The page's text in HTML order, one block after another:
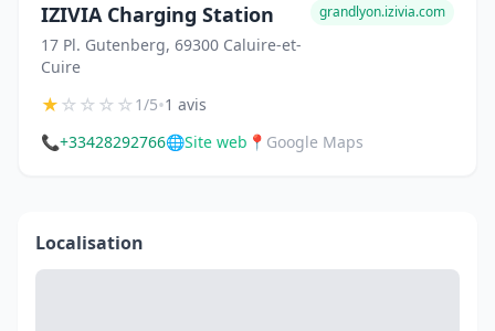
IZIVIA Charging Station
17 Pl. Gutenberg, 69300 Caluire-et-
Cuire
grandlyon.izivia.com
★☆☆☆☆1/5•1 avis
📞+33428292766🌐Site web 📍 Google Maps
Localisation